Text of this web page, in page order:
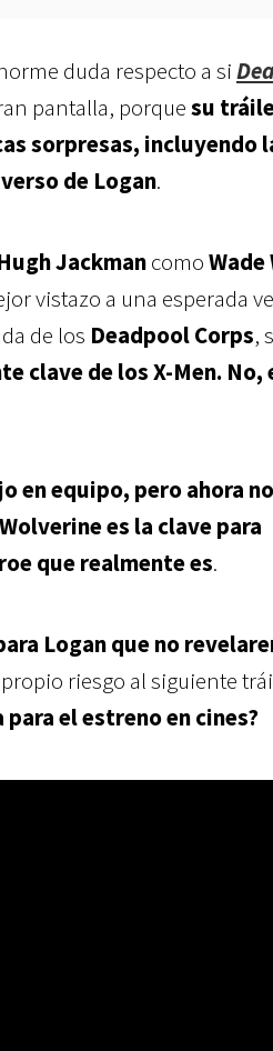
duda respecto a si
pantalla, porquesu
sorpresas, incluyendo
de Logan.
JackmancomoWade
vistazo a una esperada
de los Deadpool Corps,
clave de los X-Men. No,
en equipo, pero ahora
Wolverine es la clave para
que realmente es.
Logan que no
riesgo al siguiente
el estreno en cines?